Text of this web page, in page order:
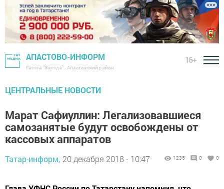
АПАСТОВО-ИНФОРМ
Газета "Звезда" - Апастовский район
16+
ЦЕНТРАЛЬНЫЕ НОВОСТИ
Марат Сафиуллин: Легализовавшиеся
самозанятые будут освобождены от
кассовых аппаратов
Татар-информ, 20 декабря 2018 - 10:47 1235 0 0